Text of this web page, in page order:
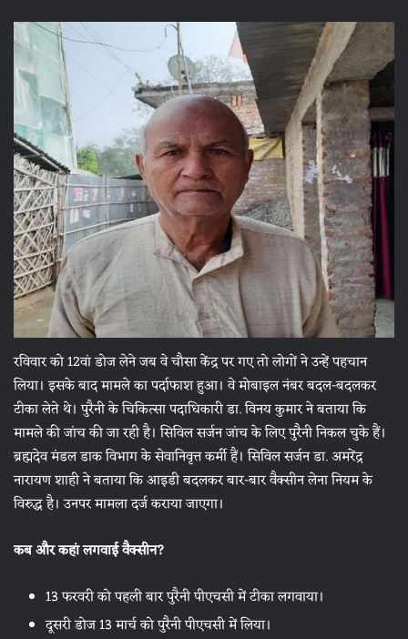
रविवार को 12वां डोज लेने जब वे चौसा केंद्र पर गए तो लोगों ने उन्हें पहचान
लिया। इसके बाद मामले का पर्दाफाश हुआ। वे मोबाइल नंबर बदल-बदलकर
टीका लेते थे। पुरैनी के चिकित्सा पदाधिकारी डा. विनय कुमार ने बताया कि
मामले की जांच की जा रही है। सिविल सर्जन जांच के लिए पुरैनी निकल चुके हैं।
ब्रह्मदेव मंडल डाक विभाग के सेवानिवृत्त कर्मी हैं। सिविल सर्जन डा. अमरेंद्र
नारायण शाही ने बताया कि आइडी बदलकर बार-बार वैक्सीन लेना नियम के
विरुद्ध है। उनपर मामला दर्ज कराया जाएगा।
कब और कहां लगवाई वैक्सीन?
13 फरवरी को पहली बार पुरैनी पीएचसी में टीका लगवाया।
दूसरी डोज 13 मार्च को पुरैनी पीएचसी में लिया।